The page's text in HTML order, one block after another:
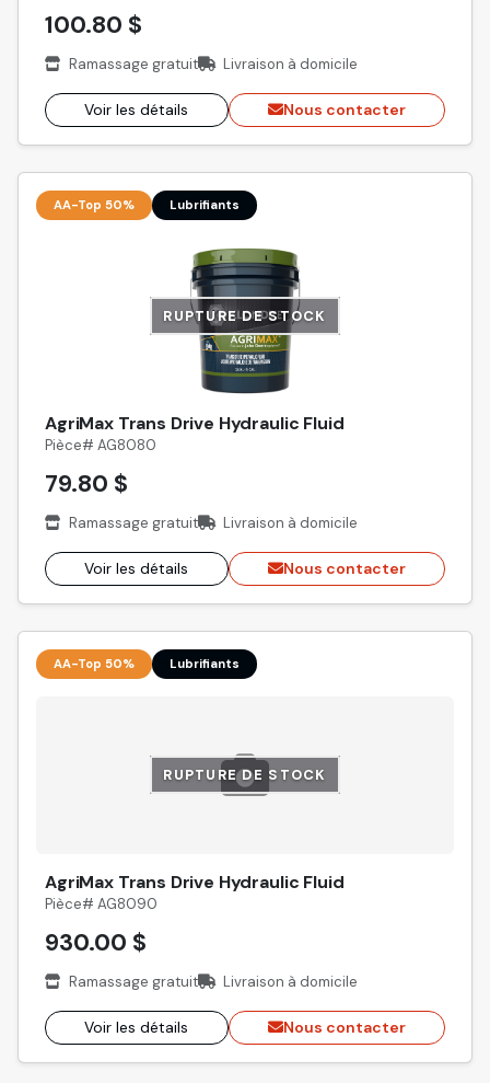
100.80 $
Ramassage gratuit Livraison à domicile
Voir les détails Nous contacter
AA-Top 50% Lubrifiants
RUPTURE DE STOCK
AgriMax Trans Drive Hydraulic Fluid
Pièce# AG8080
79.80 $
Ramassage gratuit Livraison à domicile
Voir les détails Nous contacter
AA-Top 50% Lubrifiants
RUPTURE DE STOCK
AgriMax Trans Drive Hydraulic Fluid
Pièce# AG8090
930.00 $
Ramassage gratuit Livraison à domicile
Voir les détails Nous contacter